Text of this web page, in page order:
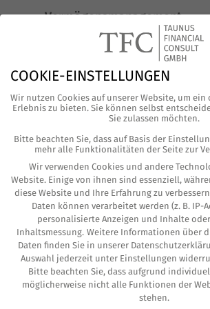
Vermögensmanagement
Februar 2024(2)
Januar 2024(1)
September 2023(1)
Juli 2023 (1)
Juni 2023(2)
Mai 2023(2)
Januar 2023(1)
COOKIE-EINSTELLUNGEN
Wir nutzen Cookies auf unserer Website, um
Erlebnis zu bieten. Sie können selbst
Sie zulassen möchten.
Bitte beachten Sie, dass auf Basis der
mehr alle Funktionalitäten der Seite zur
Wir verwenden Cookies und andere
Website. Einige von ihnen sind essenziell,
diese Website und Ihre Erfahrung zu
Daten können verarbeitet werden (z. B. IP-
personalisierte Anzeigen und Inhalte
Inhaltsmessung. Weitere Informationen über
Daten finden Sie in unserer
Auswahl jederzeit unter Einstellungen
Bitte beachten Sie, dass aufgrund
möglicherweise nicht alle Funktionen der
stehen.